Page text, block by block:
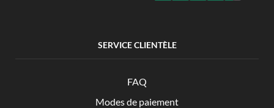
SERVICE CLIENTÈLE
FAQ
Modes de paiement